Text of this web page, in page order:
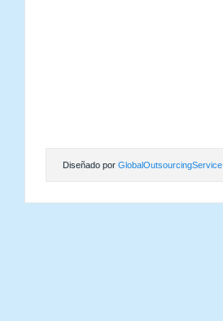
Diseñado por GlobalOutsourcingService